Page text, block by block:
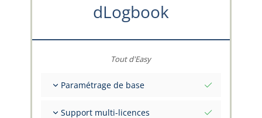
dLogbook
Tout d'Easy
Paramétrage de base
Conseils sur vos données par l'équipe
Support multi-licences